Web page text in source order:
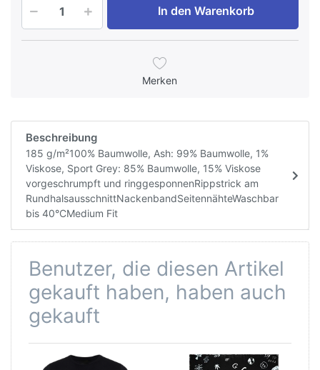
In den Warenkorb
Merken
Beschreibung
185 g/m²100% Baumwolle, Ash: 99% Baumwolle, 1%
Viskose, Sport Grey: 85% Baumwolle, 15% Viskose
vorgeschrumpft und ringgesponnenRippstrick am
RundhalsausschnittNackenbandSeitennähteWaschbar
bis 40°CMedium Fit
Benutzer, die diesen Artikel
gekauft haben, haben auch
gekauft